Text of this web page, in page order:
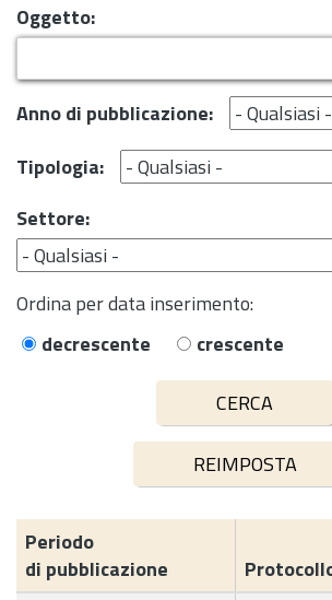
Oggetto:
Anno di pubblicazione:
Tipologia:
Settore:
Ordina per data inserimento:
decrescente
crescente
Periodo
di pubblicazione